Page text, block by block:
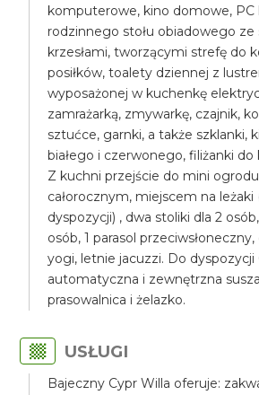
komputerowe, kino domowe, PC
rodzinnego stołu obiadowego ze
krzesłami, tworzącymi strefę do
posiłków, toalety dziennej z
wyposażonej w kuchenkę
zamrażarką, zmywarkę, czajnik,
sztućce, garnki, a także szklanki,
białego i czerwonego, filiżanki do
Z kuchni przejście do mini
całorocznym, miejscem na leżaki
dyspozycji) , dwa stoliki dla 2
osób, 1 parasol
yogi, letnie jacuzzi. Do dyspozycji
automatyczna i zewnętrzna
prasowalnica i żelazko.
USŁUGI
Bajeczny Cypr Willa oferuje: